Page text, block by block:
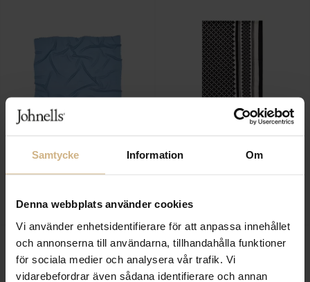
Samtycke Information Om
Denna webbplats använder cookies
Vi använder enhetsidentifierare för att anpassa innehållet
och annonserna till användarna, tillhandahålla funktioner
för sociala medier och analysera vår trafik. Vi
vidarebefordrar även sådana identifierare och annan
BECKSÖNDERGAARD APS
699 SEK
419 SEK
1 099 SEK